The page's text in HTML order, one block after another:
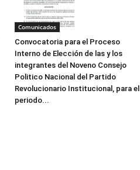
Comunicados
Convocatoria para el Proceso
Interno de Elección de las y los
integrantes del Noveno Consejo
Politico Nacional del Partido
Revolucionario Institucional, para el
periodo...